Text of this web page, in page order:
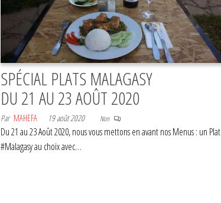
SPÉCIAL PLATS MALAGASY
DU 21 AU 23 AOÛT 2020
Par MAHEFA 19 août 2020 Non
Du 21 au 23 Août 2020, nous vous mettons en avant nos Menus : un Plat
#Malagasy au choix avec…